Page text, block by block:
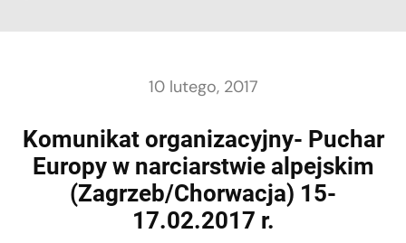
10 lutego, 2017
Komunikat organizacyjny- Puchar
Europy w narciarstwie alpejskim
(Zagrzeb/Chorwacja) 15-
17.02.2017 r.